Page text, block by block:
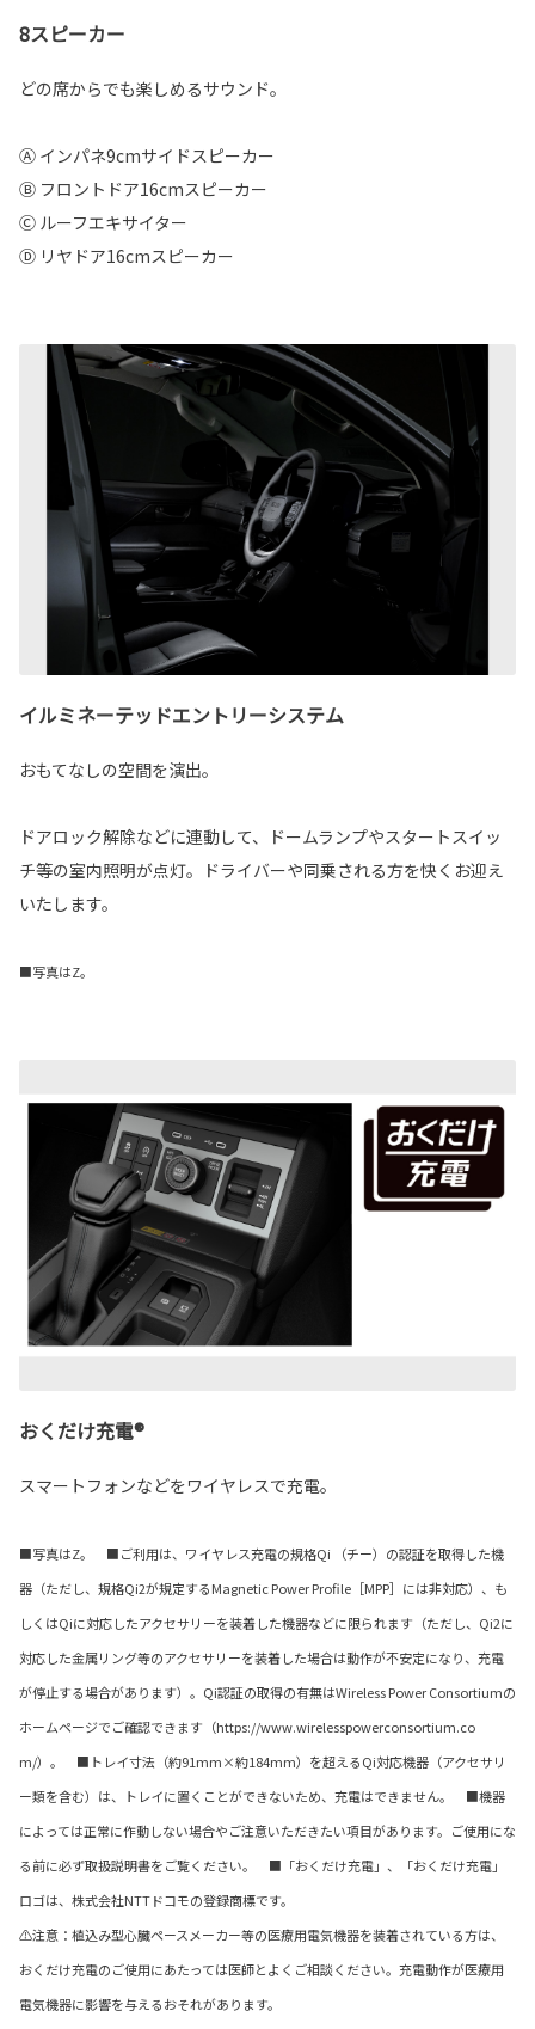
8スピーカー
どの席からでも楽しめるサウンド。
Ⓐ インパネ9cmサイドスピーカー
Ⓑ フロントドア16cmスピーカー
Ⓒ ルーフエキサイター
Ⓓ リヤドア16cmスピーカー
イルミネーテッドエントリーシステム
おもてなしの空間を演出。
ドアロック解除などに連動して、ドームランプやスタートスイッ
チ等の室内照明が点灯。ドライバーや同乗される方を快くお迎え
いたします。
■写真はZ。
おくだけ充電®
スマートフォンなどをワイヤレスで充電。
■写真はZ。 ■ご利用は、ワイヤレス充電の規格Qi （チー）の認証を取得した機
器（ただし、規格Qi2が規定するMagnetic Power Profile［MPP］には非対応）、も
しくはQiに対応したアクセサリーを装着した機器などに限られます（ただし、Qi2に
対応した金属リング等のアクセサリーを装着した場合は動作が不安定になり、充電
が停止する場合があります）。Qi認証の取得の有無はWireless Power Consortiumの
ホームページでご確認できます（https://www.wirelesspowerconsortium.co
m/）。 ■トレイ寸法（約91mm×約184mm）を超えるQi対応機器（アクセサリ
ー類を含む）は、トレイに置くことができないため、充電はできません。 ■機器
によっては正常に作動しない場合やご注意いただきたい項目があります。ご使用にな
る前に必ず取扱説明書をご覧ください。 ■「おくだけ充電」、「おくだけ充電」
ロゴは、株式会社NTTドコモの登録商標です。
⚠注意：植込み型心臓ペースメーカー等の医療用電気機器を装着されている方は、
おくだけ充電のご使用にあたっては医師とよくご相談ください。充電動作が医療用
電気機器に影響を与えるおそれがあります。